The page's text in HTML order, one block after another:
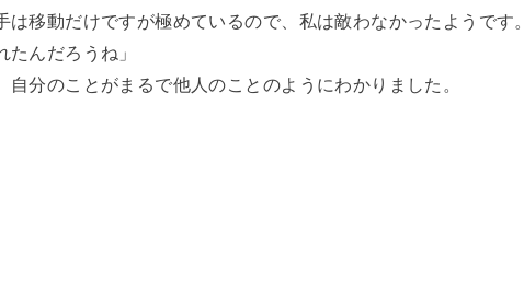
は移動だけですが極めているので、私は敵わなかったようです。
たんだろうね」
分のことがまるで他人のことのようにわかりました。